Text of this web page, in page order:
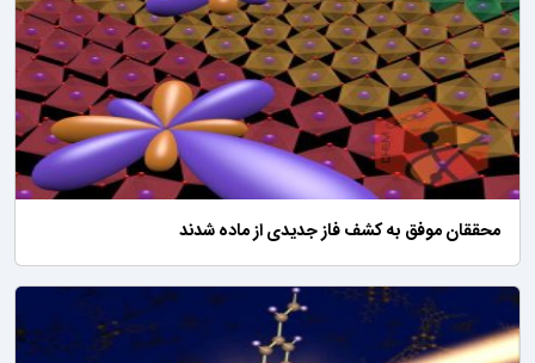
محققان موفق به کشف فاز جدیدی از ماده شدند